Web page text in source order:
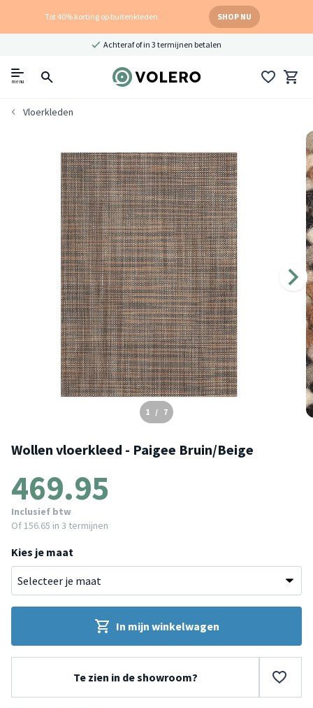
Tot 40% korting op buitenkleden SHOP NU
Achteraf of in 3 termijnen betalen
menu
Vloerkleden
1 / 7
Wollen vloerkleed - Paigee Bruin/Beige
469.95
Inclusief btw
Of 156.65 in 3 termijnen
Kies je maat
In mijn winkelwagen
Te zien in de showroom?